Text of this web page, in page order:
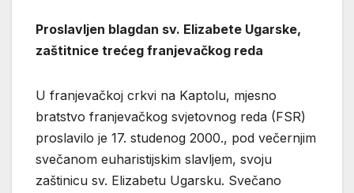
Proslavljen blagdan sv. Elizabete Ugarske,
zaštitnice trećeg franjevačkog reda
U franjevačkoj crkvi na Kaptolu, mjesno
bratstvo franjevačkog svjetovnog reda (FSR)
proslavilo je 17. studenog 2000., pod večernjim
svečanom euharistijskim slavljem, svoju
zaštinicu sv. Elizabetu Ugarsku. Svečano